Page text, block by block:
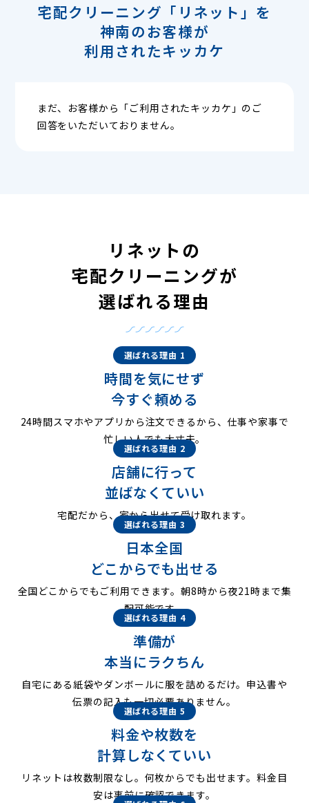
宅配クリーニング「リネット」を
神南のお客様が
利用されたキッカケ
まだ、お客様から「ご利用されたキッカケ」のご
回答をいただいておりません。
リネットの
宅配クリーニングが
選ばれる理由
選ばれる理由 1
時間を気にせず
今すぐ頼める
24時間スマホやアプリから注文できるから、仕事や家事で
忙しい人でも大丈夫。
選ばれる理由 2
店舗に行って
並ばなくていい
宅配だから、家から出せて受け取れます。
選ばれる理由 3
日本全国
どこからでも出せる
全国どこからでもご利用できます。朝8時から夜21時まで集
配可能です。
選ばれる理由 4
準備が
本当にラクちん
自宅にある紙袋やダンボールに服を詰めるだけ。申込書や
伝票の記入も一切必要ありません。
選ばれる理由 5
料金や枚数を
計算しなくていい
リネットは枚数制限なし。何枚からでも出せます。料金目
安は事前に確認できます。